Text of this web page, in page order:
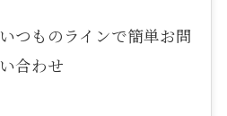
いつものラインで簡単お問
い合わせ